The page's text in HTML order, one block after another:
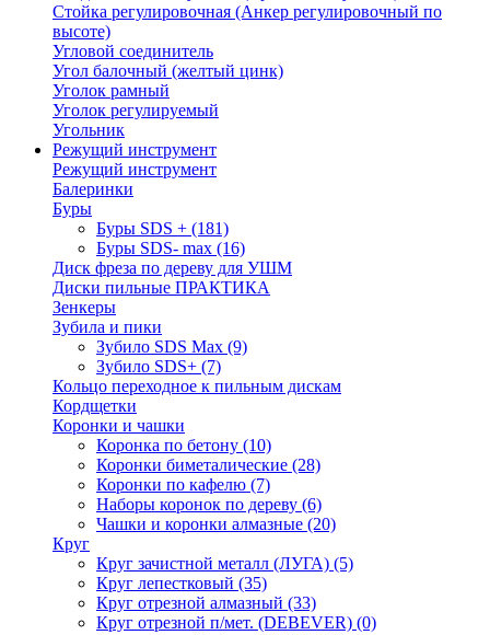
Стойка регулировочная (Анкер регулировочный по
высоте)
Угловой соединитель
Угол балочный (желтый цинк)
Уголок рамный
Уголок регулируемый
Угольник
Режущий инструмент
Режущий инструмент
Балеринки
Буры
Буры SDS + (181)
Буры SDS- max (16)
Диск фреза по дереву для УШМ
Диски пильные ПРАКТИКА
Зенкеры
Зубила и пики
Зубило SDS Max (9)
Зубило SDS+ (7)
Кольцо переходное к пильным дискам
Кордщетки
Коронки и чашки
Коронка по бетону (10)
Коронки биметалические (28)
Коронки по кафелю (7)
Наборы коронок по дереву (6)
Чашки и коронки алмазные (20)
Круг
Круг зачистной металл (ЛУГА) (5)
Круг лепестковый (35)
Круг отрезной алмазный (33)
Круг отрезной п/мет. (DEBEVER) (0)